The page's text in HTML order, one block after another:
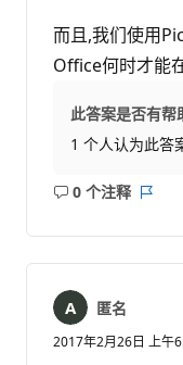
而且,我们使用
Office何时才能
此答案是否有帮
1 个人认为此答
0 个注释
无
匿名
2017年2月26日 上午